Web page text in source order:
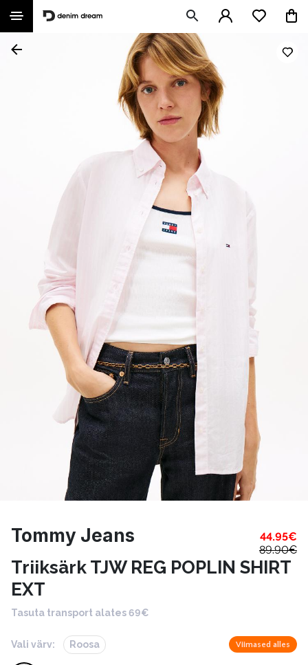
Tommy Jeans 44.95€
89.90€
Triiksärk TJW REG POPLIN SHIRT
EXT
Tasuta transport alates 69€
Vali värv: Roosa Viimased alles